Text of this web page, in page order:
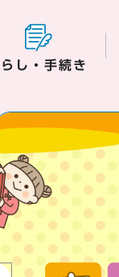
し・手続き
ジュア
介、お知